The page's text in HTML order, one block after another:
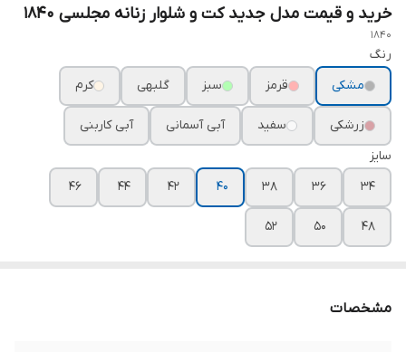
خرید و قیمت مدل جدید کت و شلوار زنانه مجلسی ۱۸۴۰
1840
رنگ
مشکی
قرمز سبز گلبهی کرم
زرشکی سفید آبی آسمانی
آبی کاربنی
سایز
۳۴
۳۶ ۳۸ ۴۰ ۴۲ ۴۴ ۴۶
۴۸ ۵۰ ۵۲
مشخصات